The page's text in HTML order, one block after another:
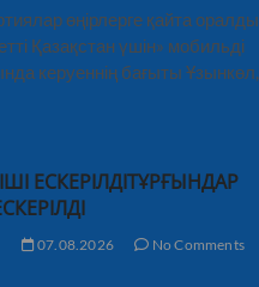
өңірлерге қайта оралды
Қазақстан үшін» мобильді
керуеннің бағыты Ұзынкөл,
ЕСКЕРІЛДІТҰРҒЫНДАР
07.08.2026 No Comments